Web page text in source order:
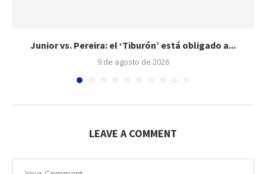
Junior vs. Pereira: el ‘Tiburón’ está obligado a...
9 de agosto de 2026
LEAVE A COMMENT